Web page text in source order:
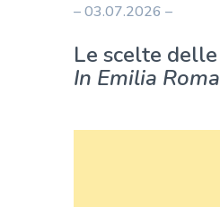
– 03.07.2026 –
Le scelte
In Emilia